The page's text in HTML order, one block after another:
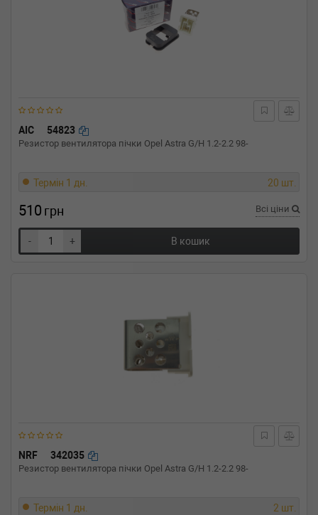
AIC 54823
Резистор вентилятора пічки Opel Astra G/H 1.2-2.2 98-
Термін 1 дн. 20 шт.
510 грн Всі ціни
- + В кошик
NRF 342035
Резистор вентилятора пічки Opel Astra G/H 1.2-2.2 98-
Термін 1 дн. 2 шт.